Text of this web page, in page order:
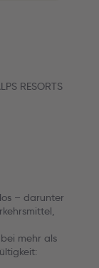
RESORTS
– darunter
mehr als